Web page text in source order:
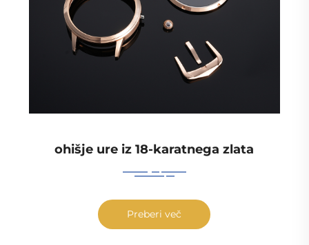
ohišje ure iz 18-karatnega zlata
Preberi več